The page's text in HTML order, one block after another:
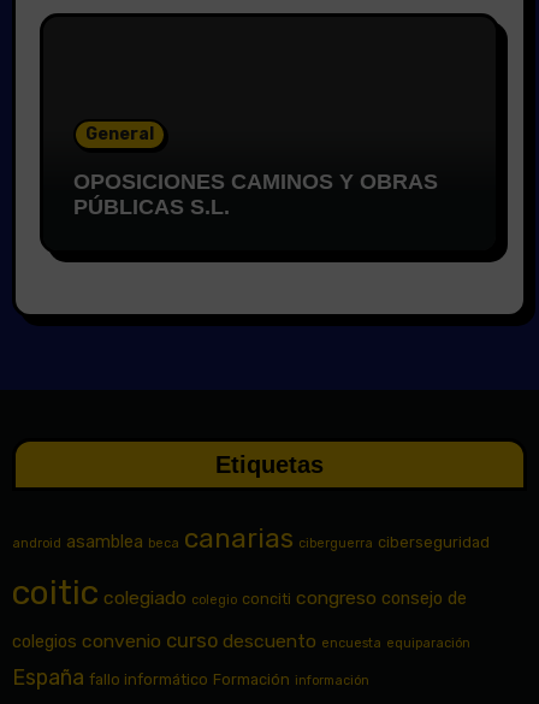
General
OPOSICIONES CAMINOS Y OBRAS
PÚBLICAS S.L.
Etiquetas
android asamblea beca canarias ciberguerra ciberseguridad
coitic colegiado colegio conciti congreso consejo de
colegios convenio curso descuento encuesta equiparación
España fallo informático Formación información